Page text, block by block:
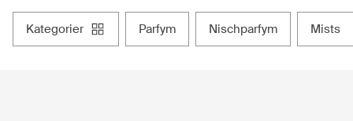
kategorier parfym nischparfym mists